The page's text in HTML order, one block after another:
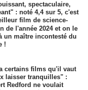
spectaculaire,
: noté 4,4 sur 5, c'est
film de science-
de l'année 2024 et on le
un maître incontesté du
!
certains films qu'il vaut
laisser tranquilles" :
Redford ne voulait